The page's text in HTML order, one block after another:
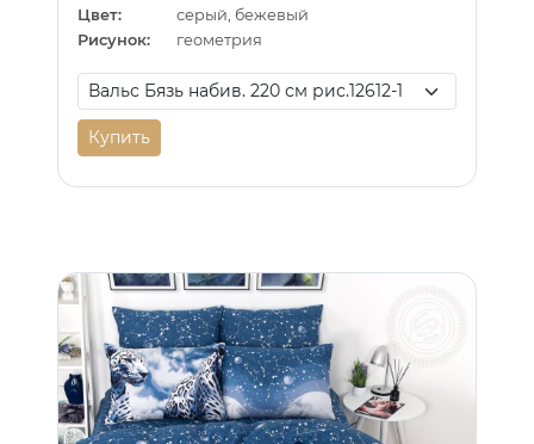
Цвет:
серый, бежевый
Рисунок:
геометрия
Купить